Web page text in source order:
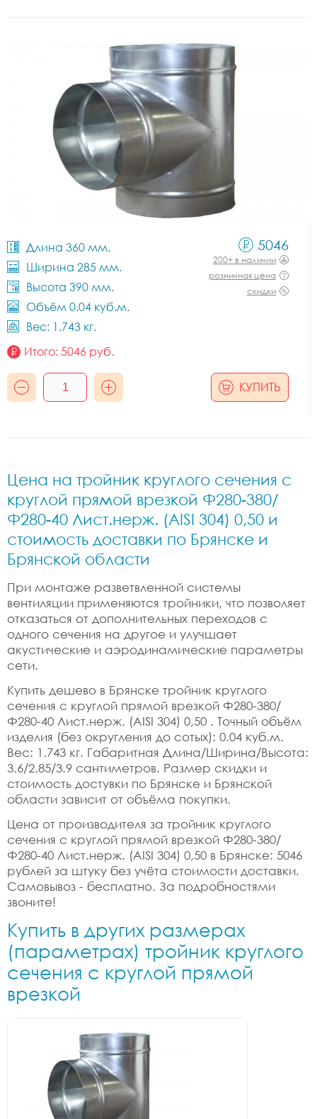
Длина 360 мм.
Ширина 285 мм.
Высота 390 мм.
Объём 0.04 куб.м.
Вес: 1.743 кг.
5046
200+ в наличии
розничная цена
скидки
Итого: 5046 руб.
КУПИТЬ
Цена на тройник круглого сечения с
круглой прямой врезкой Ф280-380/
Ф280-40 Лист.нерж. (AISI 304) 0,50 и
стоимость доставки по Брянске и
Брянской области
При монтаже разветвленной системы
вентиляции применяются тройники, что позволяет
отказаться от дополнительных переходов с
одного сечения на другое и улучшает
акустические и аэродинамические параметры
сети.
Купить дешево в Брянске тройник круглого
сечения с круглой прямой врезкой Ф280-380/
Ф280-40 Лист.нерж. (AISI 304) 0,50 . Точный объём
изделия (без округления до сотых): 0.04 куб.м.
Вес: 1.743 кг. Габаритная Длина/Ширина/Высота:
3.6/2.85/3.9 сантиметров. Размер скидки и
стоимость достувки по Брянске и Брянской
области зависит от объёма покупки.
Цена от производителя за тройник круглого
сечения с круглой прямой врезкой Ф280-380/
Ф280-40 Лист.нерж. (AISI 304) 0,50 в Брянске: 5046
рублей за штуку без учёта стоимости доставки.
Самовывоз - бесплатно. За подробностями
звоните!
Купить в других размерах
(параметрах) тройник круглого
сечения с круглой прямой
врезкой